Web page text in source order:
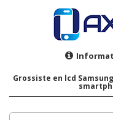
Grossiste en lcd